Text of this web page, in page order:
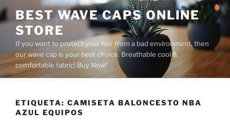
Saltar
al
contenido
BEST WAVE CAPS ONLINE
STORE
If you want to protect your hair from a bad environment, then
our wave cap is your best choice. Breathable cool &
comfortable fabric! Buy Now!
ETIQUETA: CAMISETA BALONCESTO NBA
AZUL EQUIPOS